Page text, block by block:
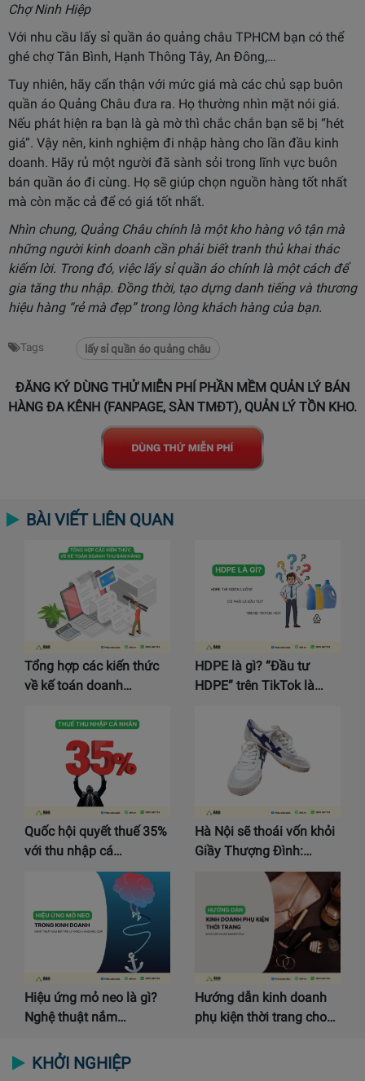
Chợ Ninh Hiệp
Với nhu cầu lấy sỉ quần áo quảng châu TPHCM bạn có thể
ghé chợ Tân Bình, Hạnh Thông Tây, An Đông,…
Tuy nhiên, hãy cẩn thận với mức giá mà các chủ sạp buôn
quần áo Quảng Châu đưa ra. Họ thường nhìn mặt nói giá.
Nếu phát hiện ra bạn là gà mờ thì chắc chắn bạn sẽ bị “hét
giá”. Vậy nên, kinh nghiệm đi nhập hàng cho lần đầu kinh
doanh. Hãy rủ một người đã sành sỏi trong lĩnh vực buôn
bán quần áo đi cùng. Họ sẽ giúp chọn nguồn hàng tốt nhất
mà còn mặc cả để có giá tốt nhất.
Nhìn chung, Quảng Châu chính là một kho hàng vô tận mà
những người kinh doanh cần phải biết tranh thủ khai thác
kiếm lời. Trong đó, việc lấy sỉ quần áo chính là một cách để
gia tăng thu nhập. Đồng thời, tạo dựng danh tiếng và thương
hiệu hàng “rẻ mà đẹp” trong lòng khách hàng của bạn.
Tags lấy sỉ quần áo quảng châu
ĐĂNG KÝ DÙNG THỬ MIỄN PHÍ PHẦN MỀM QUẢN LÝ BÁN
HÀNG ĐA KÊNH (FANPAGE, SÀN TMĐT), QUẢN LÝ TỒN KHO.
BÀI VIẾT LIÊN QUAN
Tổng hợp các kiến thức
về kế toán doanh…
HDPE là gì? “Đầu tư
HDPE” trên TikTok là…
Quốc hội quyết thuế 35%
với thu nhập cá…
Hà Nội sẽ thoái vốn khỏi
Giầy Thượng Đình:…
Hiệu ứng mỏ neo là gì?
Nghệ thuật nắm…
Hướng dẫn kinh doanh
phụ kiện thời trang cho…
KHỞI NGHIỆP